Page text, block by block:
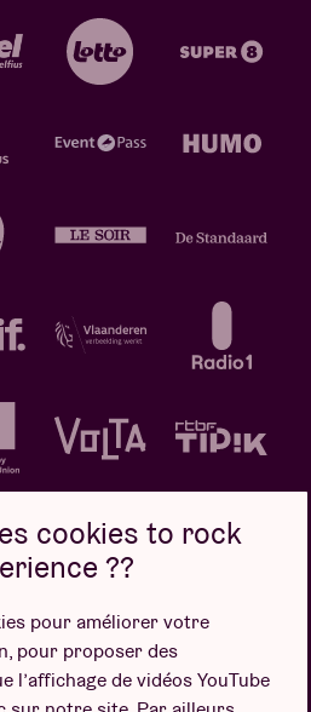
Politique de cookies
de vente
Design par
cookies to rock
??
pour améliorer votre
pour proposer des
l’affichage de vidéos YouTube